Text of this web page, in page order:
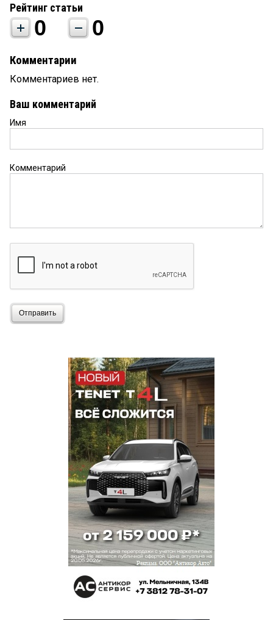
Рейтинг статьи
0 0
Комментарии
Комментариев нет.
Ваш комментарий
Имя
Комментарий
Отправить